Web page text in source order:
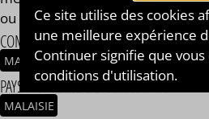
ou 14 mg/ml.
COMPOSITION
MANGUE CASSIS
PAYS / ORIGINE DU CONCENTRÉ
MALAISIE
Ce site utilise des cookies
une meilleure expérience
Continuer signifie que vous
conditions d'utilisation.